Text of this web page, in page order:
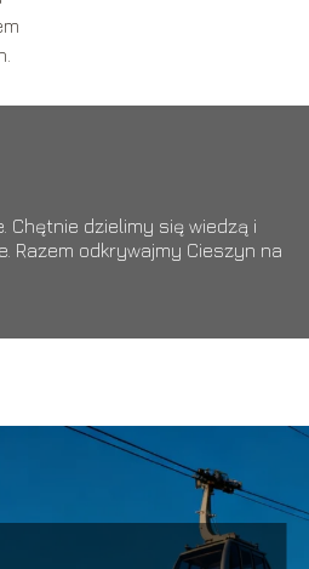
Chętnie dzielimy się wiedzą i
Razem odkrywajmy Cieszyn na